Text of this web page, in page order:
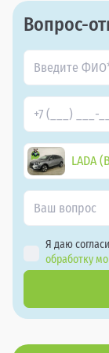
Вопрос-
LADA
Я даю
обработку